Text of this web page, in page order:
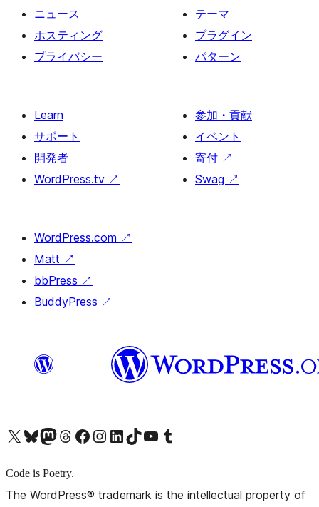
ニュース
ホスティング
プライバシー
テーマ
プラグイン
パターン
Learn
サポート
開発者
WordPress.tv ↗
参加・貢献
イベント
寄付 ↗
Swag ↗
WordPress.com ↗
Matt ↗
bbPress ↗
BuddyPress ↗
X (旧 Twitter) アカウントへBluesky アカウントへMastodon アカウントへThreads アカウントへ Facebook ページへInstagram アカウントへ LinkedIn アカウントへTikTok アカウントへYouTube チャンネルへ Tumblr アカウントへ
Code is Poetry.
The WordPress® trademark is the intellectual property of